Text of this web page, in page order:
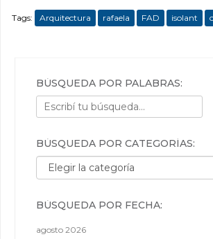
Tags: Arquitectura rafaela FAD isolant
BÚSQUEDA POR PALABRAS:
BÚSQUEDA POR CATEGORÍAS:
Búsqueda por categorías:
BÚSQUEDA POR FECHA:
agosto 2026